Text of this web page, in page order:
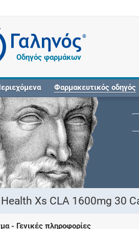
®
Οδηγός φαρμάκων
Φαρμακευτικός οδηγός
Xs CLA 1600mg 30
- Γενικές πληροφορίες